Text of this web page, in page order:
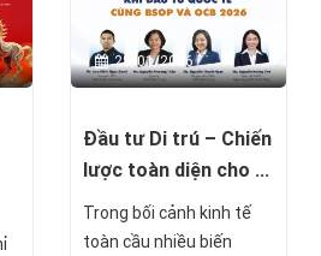
28/01/2026
Đầu tư Di trú – Chiến
lược toàn diện cho ...
Trong bối cảnh kinh tế
toàn cầu nhiều biến